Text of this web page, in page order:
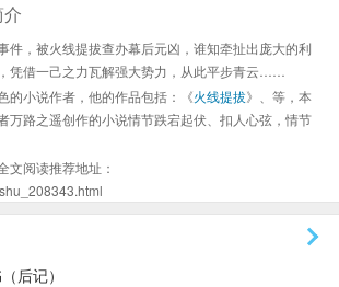
件，被火线提拔查办幕后元凶，谁知牵扯出庞大的利
凭借一己之力瓦解强大势力，从此平步青云……
的小说作者，他的作品包括：《火线提拔》、等，本
万路之遥创作的小说情节跌宕起伏、扣人心弦，情节
文阅读推荐地址：
后记）